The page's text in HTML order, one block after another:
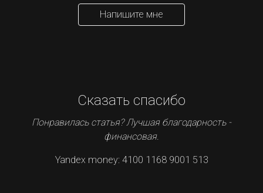
Напишите мне
Сказать спасибо
Понравилась статья? Лучшая благодарность -
финансовая.
Yandex money: 4100 1168 9001 513